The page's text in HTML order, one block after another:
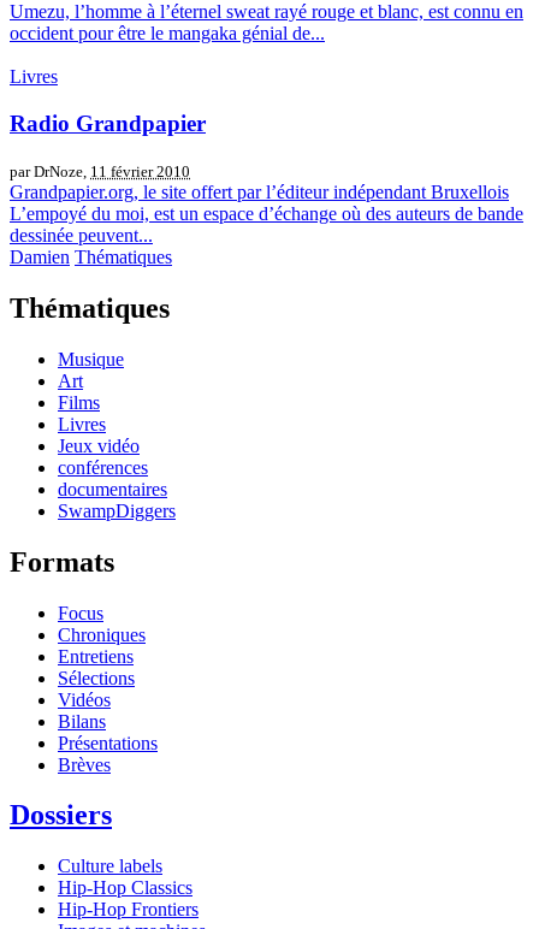
Umezu, l’homme à l’éternel sweat rayé rouge et blanc, est connu en
occident pour être le mangaka génial de...
Livres
Radio Grandpapier
par DrNoze, 11 février 2010
Grandpapier.org, le site offert par l’éditeur indépendant Bruxellois
L’empoyé du moi, est un espace d’échange où des auteurs de bande
dessinée peuvent...
Damien Thématiques
Thématiques
Musique
Art
Films
Livres
Jeux vidéo
conférences
documentaires
SwampDiggers
Formats
Focus
Chroniques
Entretiens
Sélections
Vidéos
Bilans
Présentations
Brèves
Dossiers
Culture labels
Hip-Hop Classics
Hip-Hop Frontiers